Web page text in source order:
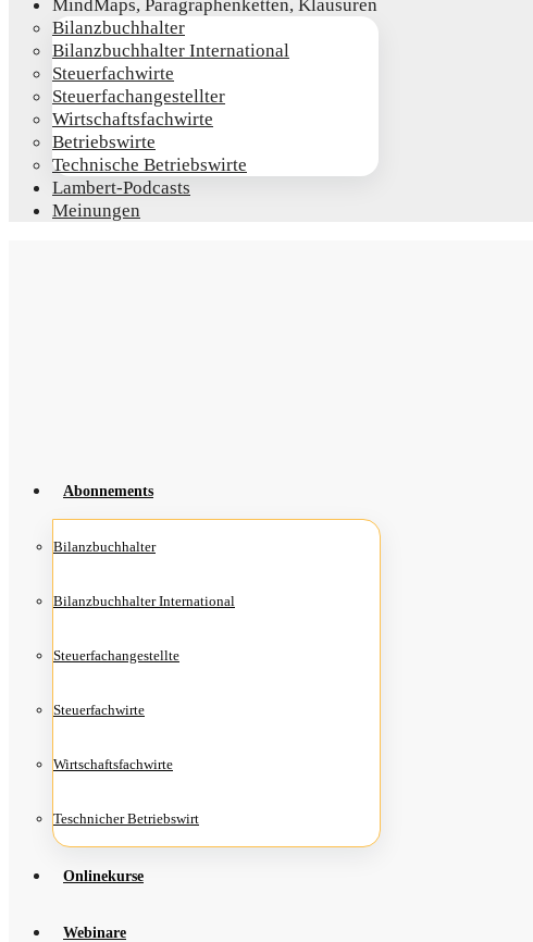
Mind­Maps, Para­gra­phen­ket­ten, Klausuren
Bilanz­buch­hal­ter
Bilanz­buch­hal­ter International
Steu­er­fach­wir­te
Steu­er­fach­an­ge­stell­ter
Wirt­schafts­fach­wir­te
Betriebs­wir­te
Tech­ni­sche Betriebswirte
Lam­­bert-Pod­­casts
Mei­nun­gen
Abon­ne­ments
Bilanz­buch­hal­ter
Bilanz­buch­hal­ter International
Steu­er­fach­an­ge­stell­te
Steu­er­fach­wir­te
Wirt­schafts­fach­wir­te
Teschni­cher Betriebswirt
Online­kur­se
Web­i­na­re